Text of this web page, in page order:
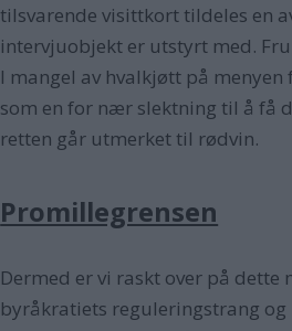
tilsvarende visittkort tildeles en
intervjuobjekt er utstyrt med.
I mangel av hvalkjøtt på
som en for nær slektning til å få
retten går utmerket til rødvin.
Promillegrensen
Dermed er vi raskt over på dette
byråkratiets reguleringstrang og